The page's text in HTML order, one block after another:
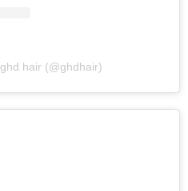
hair (@ghdhair)